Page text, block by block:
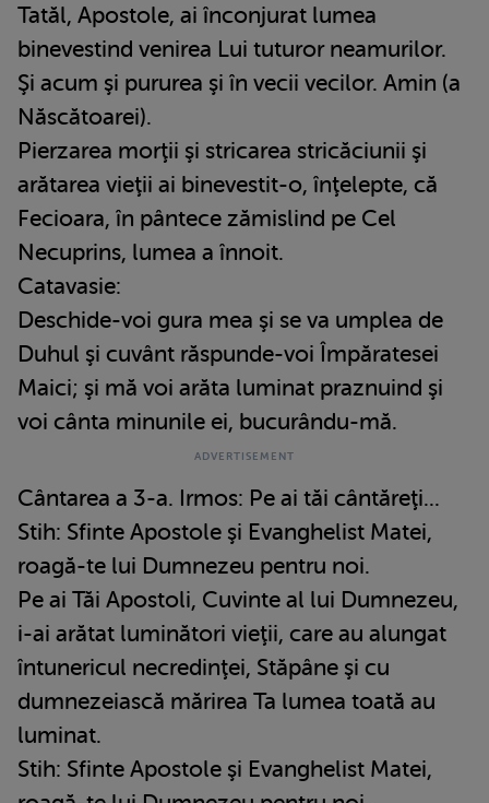
Tatăl, Apostole, ai înconjurat lumea
binevestind venirea Lui tuturor neamurilor.
Şi acum şi pururea şi în vecii vecilor. Amin (a
Născătoarei).
Pierzarea morţii şi stricarea stricăciunii şi
arătarea vieţii ai binevestit-o, înţelepte, că
Fecioara, în pântece zămislind pe Cel
Necuprins, lumea a înnoit.
Catavasie:
Deschide-voi gura mea şi se va umplea de
Duhul şi cuvânt răspunde-voi Împăratesei
Maici; şi mă voi arăta luminat praznuind şi
voi cânta minunile ei, bucurându-mă.
Cântarea a 3-a. Irmos: Pe ai tăi cântăreţi...
Stih: Sfinte Apostole şi Evanghelist Matei,
roagă-te lui Dumnezeu pentru noi.
Pe ai Tăi Apostoli, Cuvinte al lui Dumnezeu,
i-ai arătat luminători vieţii, care au alungat
întunericul necredinţei, Stăpâne şi cu
dumnezeiască mărirea Ta lumea toată au
luminat.
Stih: Sfinte Apostole şi Evanghelist Matei,